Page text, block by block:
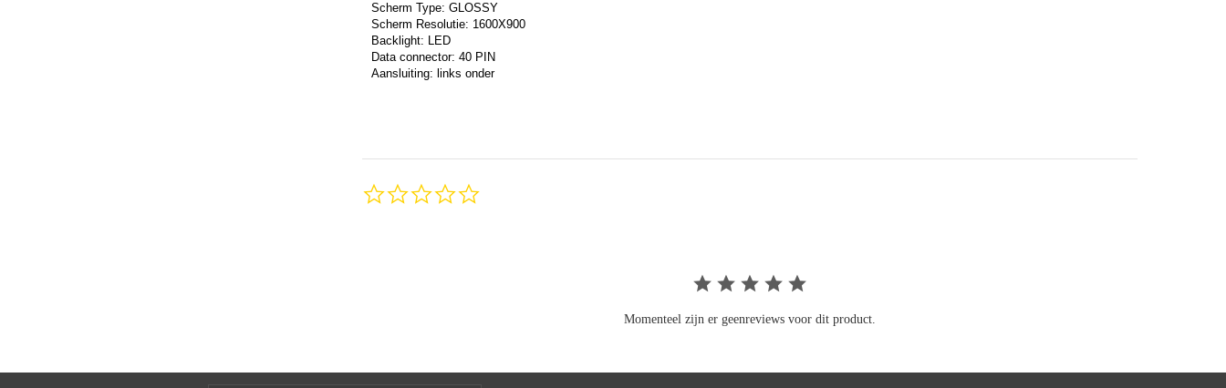
Scherm Type: GLOSSY
Scherm Resolutie: 1600X900
Backlight: LED
Data connector: 40 PIN
Aansluiting: links onder
Momenteel zijn er geenreviews voor dit product.